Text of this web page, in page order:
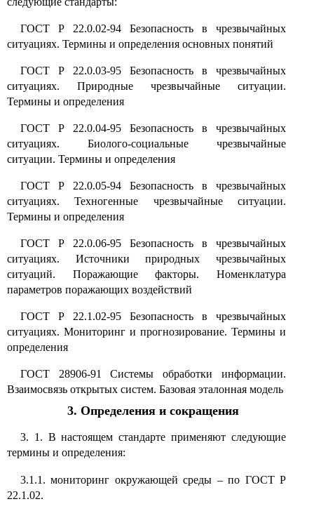
ГОСТ Р 22.0.02-94 Безопасность в чрезвычайных
ситуациях. Термины и определения основных понятий
ГОСТ Р 22.0.03-95 Безопасность в чрезвычайных
ситуациях. Природные чрезвычайные ситуации.
Термины и определения
ГОСТ Р 22.0.04-95 Безопасность в чрезвычайных
ситуациях. Биолого-социальные чрезвычайные
ситуации. Термины и определения
ГОСТ Р 22.0.05-94 Безопасность в чрезвычайных
ситуациях. Техногенные чрезвычайные ситуации.
Термины и определения
ГОСТ Р 22.0.06-95 Безопасность в чрезвычайных
ситуациях. Источники природных чрезвычайных
ситуаций. Поражающие факторы. Номенклатура
параметров поражающих воздействий
ГОСТ Р 22.1.02-95 Безопасность в чрезвычайных
ситуациях. Мониторинг и прогнозирование. Термины и
определения
ГОСТ 28906-91 Системы обработки информации.
Взаимосвязь открытых систем. Базовая эталонная модель
3. Определения и сокращения
3. 1. В настоящем стандарте применяют следующие
термины и определения:
3.1.1. мониторинг окружающей среды – по ГОСТ Р
22.1.02.